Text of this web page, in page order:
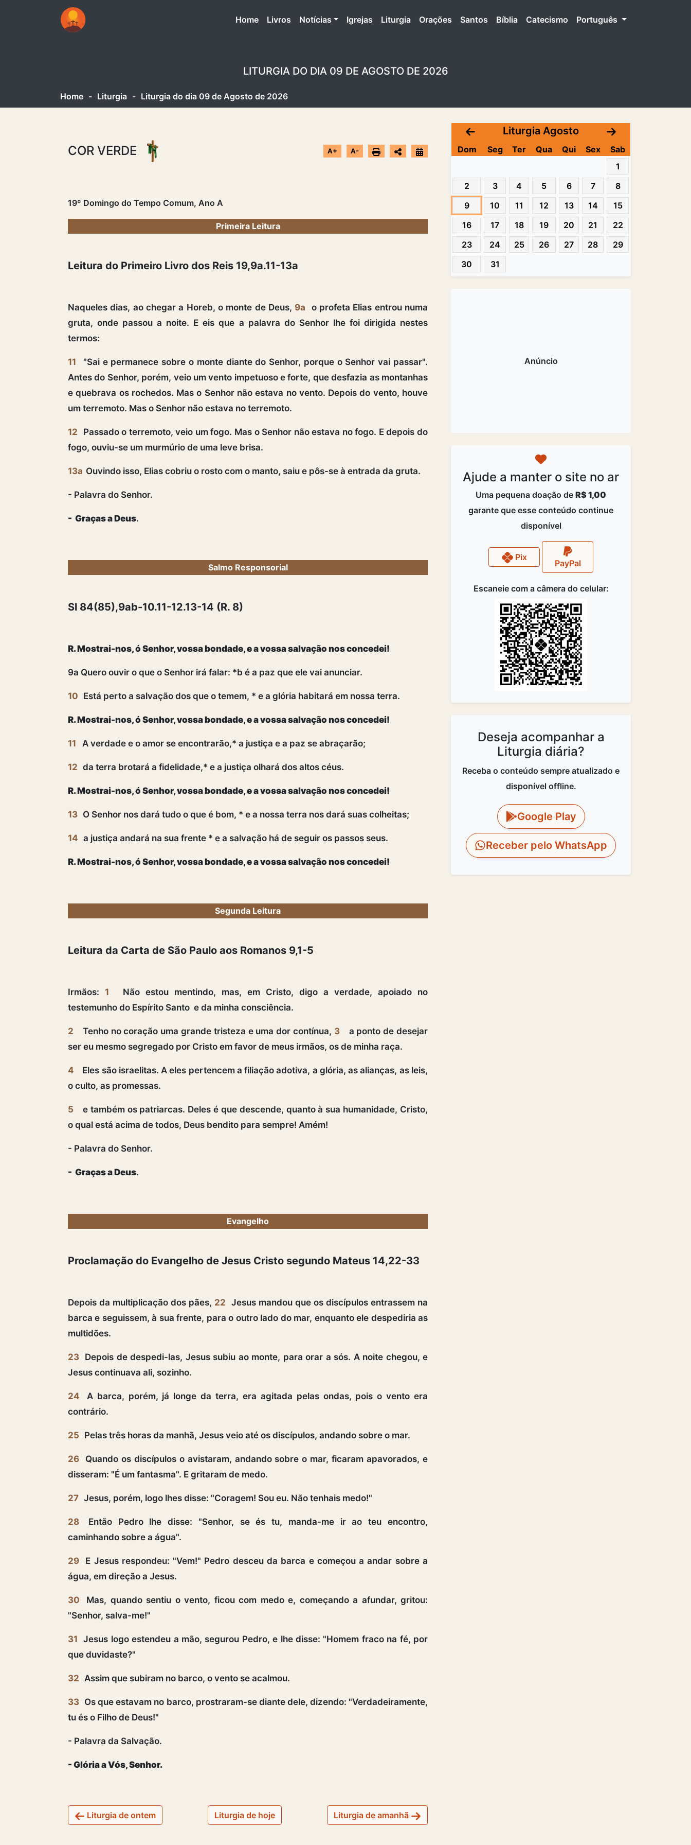
Home(atual)
Livros Notícias Igrejas Liturgia Orações Santos Bíblia Catecismo Português
LITURGIA DO DIA 09 DE AGOSTO DE 2026
Home - Liturgia - Liturgia do dia 09 de Agosto de 2026
COR VERDE A+ A-
19º Domingo do Tempo Comum, Ano A
Primeira Leitura
Leitura do Primeiro Livro dos Reis 19,9a.11-13a
Naqueles dias, ao chegar a Horeb, o monte de Deus, 9a
o profeta Elias entrou numa
gruta, onde passou a noite. E eis que a palavra do Senhor lhe foi dirigida nestes
termos:
11
"Sai e permanece sobre o monte diante do Senhor, porque o Senhor vai passar".
Antes do Senhor, porém, veio um vento impetuoso e forte, que desfazia as montanhas
e quebrava os rochedos. Mas o Senhor não estava no vento. Depois do vento, houve
um terremoto. Mas o Senhor não estava no terremoto.
12
Passado o terremoto, veio um fogo. Mas o Senhor não estava no fogo. E depois do
fogo, ouviu-se um murmúrio de uma leve brisa.
13a Ouvindo isso, Elias cobriu o rosto com o manto, saiu e pôs-se à entrada da gruta.
- Palavra do Senhor.
- Graças a Deus.
Salmo Responsorial
Sl 84(85),9ab-10.11-12.13-14 (R. 8)
R. Mostrai-nos, ó Senhor, vossa bondade, e a vossa salvação nos concedei!
9a Quero ouvir o que o Senhor irá falar: *b é a paz que ele vai anunciar.
10 Está perto a salvação dos que o temem, * e a glória habitará em nossa terra.
R. Mostrai-nos, ó Senhor, vossa bondade, e a vossa salvação nos concedei!
11 A verdade e o amor se encontrarão,* a justiça e a paz se abraçarão;
12 da terra brotará a fidelidade,* e a justiça olhará dos altos céus.
R. Mostrai-nos, ó Senhor, vossa bondade, e a vossa salvação nos concedei!
13 O Senhor nos dará tudo o que é bom, * e a nossa terra nos dará suas colheitas;
14 a justiça andará na sua frente * e a salvação há de seguir os passos seus.
R. Mostrai-nos, ó Senhor, vossa bondade, e a vossa salvação nos concedei!
Segunda Leitura
Leitura da Carta de São Paulo aos Romanos 9,1-5
Irmãos: 1
Não estou mentindo, mas, em Cristo, digo a verdade, apoiado no
testemunho do Espírito Santo e da minha consciência.
2 Tenho no coração uma grande tristeza e uma dor contínua, 3
a ponto de desejar
ser eu mesmo segregado por Cristo em favor de meus irmãos, os de minha raça.
4
Eles são israelitas. A eles pertencem a filiação adotiva, a glória, as alianças, as leis,
o culto, as promessas.
5
e também os patriarcas. Deles é que descende, quanto à sua humanidade, Cristo,
o qual está acima de todos, Deus bendito para sempre! Amém!
- Palavra do Senhor.
- Graças a Deus.
Evangelho
Proclamação do Evangelho de Jesus Cristo segundo Mateus 14,22-33
Depois da multiplicação dos pães, 22 Jesus mandou que os discípulos entrassem na
barca e seguissem, à sua frente, para o outro lado do mar, enquanto ele despediria as
multidões.
23 Depois de despedi-las, Jesus subiu ao monte, para orar a sós. A noite chegou, e
Jesus continuava ali, sozinho.
24
A barca, porém, já longe da terra, era agitada pelas ondas, pois o vento era
contrário.
25 Pelas três horas da manhã, Jesus veio até os discípulos, andando sobre o mar.
26
Quando os discípulos o avistaram, andando sobre o mar, ficaram apavorados, e
disseram: "É um fantasma". E gritaram de medo.
27 Jesus, porém, logo lhes disse: "Coragem! Sou eu. Não tenhais medo!"
28
Então Pedro lhe disse: "Senhor, se és tu, manda-me ir ao teu encontro,
caminhando sobre a água".
29
E Jesus respondeu: "Vem!" Pedro desceu da barca e começou a andar sobre a
água, em direção a Jesus.
30
Mas, quando sentiu o vento, ficou com medo e, começando a afundar, gritou:
"Senhor, salva-me!"
31 Jesus logo estendeu a mão, segurou Pedro, e lhe disse: "Homem fraco na fé, por
que duvidaste?"
32 Assim que subiram no barco, o vento se acalmou.
33 Os que estavam no barco, prostraram-se diante dele, dizendo: "Verdadeiramente,
tu és o Filho de Deus!"
- Palavra da Salvação.
- Glória a Vós, Senhor.
Liturgia de ontem Liturgia de hoje Liturgia de amanhã
Liturgia Agosto
Dom Seg Ter Qua Qui Sex
Sab
1
2
3 4 5 6 7
8
9
10 11 12 13 14
15
16
17 18 19 20 21
22
23
24 25 26 27 28
29
30
31
Ajude a manter o site no ar
Uma pequena doação de R$ 1,00
garante que esse conteúdo continue
disponível
Pix
PayPal
Escaneie com a câmera do celular:
Deseja acompanhar a
Liturgia diária?
Receba o conteúdo sempre atualizado e
disponível offline.
Google Play
Receber pelo WhatsApp